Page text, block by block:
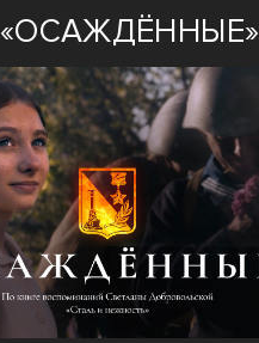
«ОСАЖДЁННЫЕ»